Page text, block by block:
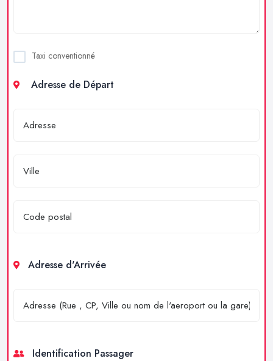
Taxi conventionné
Adresse de Départ
Adresse d'Arrivée
Identification Passager